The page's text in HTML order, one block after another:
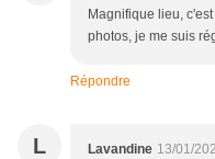
Magnifique lieu,
photos, je me suis
Répondre
L Lavandine 13/01/